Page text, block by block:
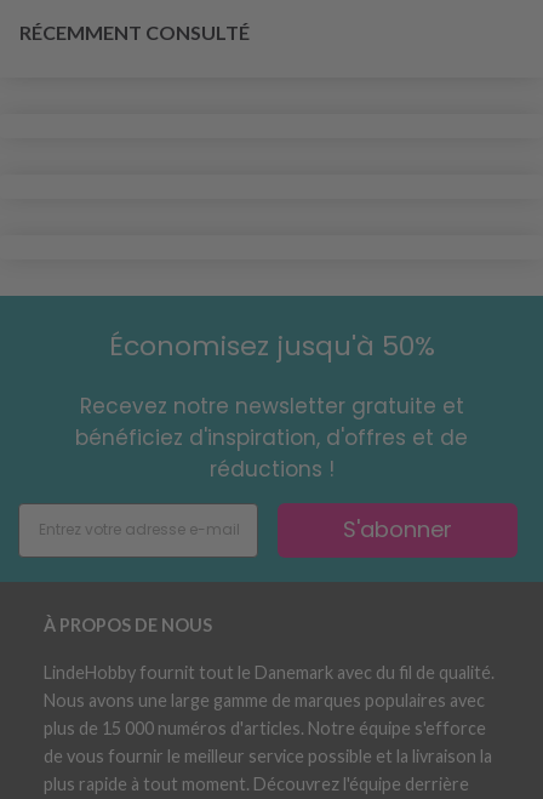
RÉCEMMENT CONSULTÉ
Économisez jusqu'à 50%
Recevez notre newsletter gratuite et
bénéficiez d'inspiration, d'offres et de
réductions !
S'abonner
À PROPOS DE NOUS
LindeHobby fournit tout le Danemark avec du fil de qualité.
Nous avons une large gamme de marques populaires avec
plus de 15 000 numéros d'articles. Notre équipe s'efforce
de vous fournir le meilleur service possible et la livraison la
plus rapide à tout moment. Découvrez l'équipe derrière